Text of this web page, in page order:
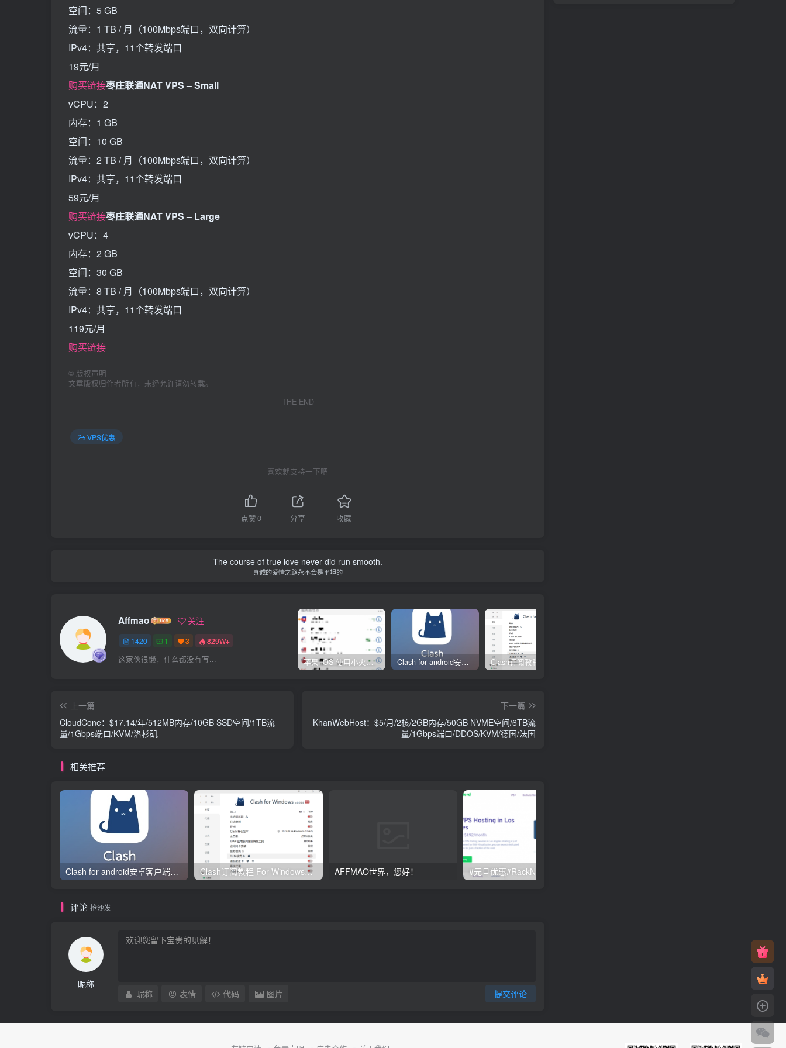
空间：5 GB
流量：1 TB / 月（100Mbps端口，双向计算）
IPv4：共享，11个转发端口
19元/月
购买链接枣庄联通NAT VPS – Small
vCPU：2
内存：1 GB
空间：10 GB
流量：2 TB / 月（100Mbps端口，双向计算）
IPv4：共享，11个转发端口
59元/月
购买链接枣庄联通NAT VPS – Large
vCPU：4
内存：2 GB
空间：30 GB
流量：8 TB / 月（100Mbps端口，双向计算）
IPv4：共享，11个转发端口
119元/月
购买链接
© 版权声明
文章版权归作者所有，未经允许请勿转载。
THE END
VPS优惠
喜欢就支持一下吧
点赞0 分享 收藏
The course of true love never did run smooth.
真诚的爱情之路永不会是平坦的
Affmao 关注
1420 1 3 829W+
这家伙很懒，什么都没有写... 苹果 iOS 使用小火箭(shadowrocket)新手教程 Clash for android安卓客户端保姆级新手使用教程
上一篇
CloudCone：$17.14/年/512MB内存/10GB SSD空间/1TB流
量/1Gbps端口/KVM/洛杉矶
下一篇
KhanWebHost：$5/月/2核/2GB内存/50GB NVME空间/6TB流
量/1Gbps端口/DDOS/KVM/德国/法国
相关推荐
Clash for android安卓客户端保姆级新手使用教程 Clash订阅教程 For Windows中文使用图文教程 AFFMAO世界，您好！
评论 抢沙发
昵称
提交评论
昵称 表情 代码 图片